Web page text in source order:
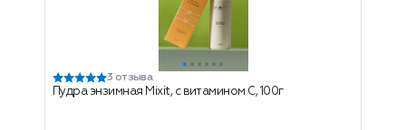
3 отзыва
Пудра энзимная Mixit, с витамином С, 100г